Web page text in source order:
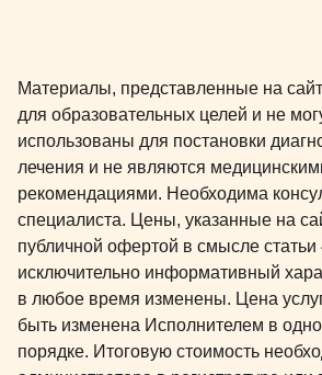
Материалы, представленные на
для образовательных целей и не
использованы для постановки
лечения и не являются
рекомендациями. Необходима
специалиста. Цены, указанные на
публичной офертой в смысле
исключительно информативный
в любое время изменены. Цена
быть изменена Исполнителем в
порядке. Итоговую стоимость